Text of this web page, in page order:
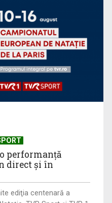
performanţă
direct şi în
ediţia centenară a